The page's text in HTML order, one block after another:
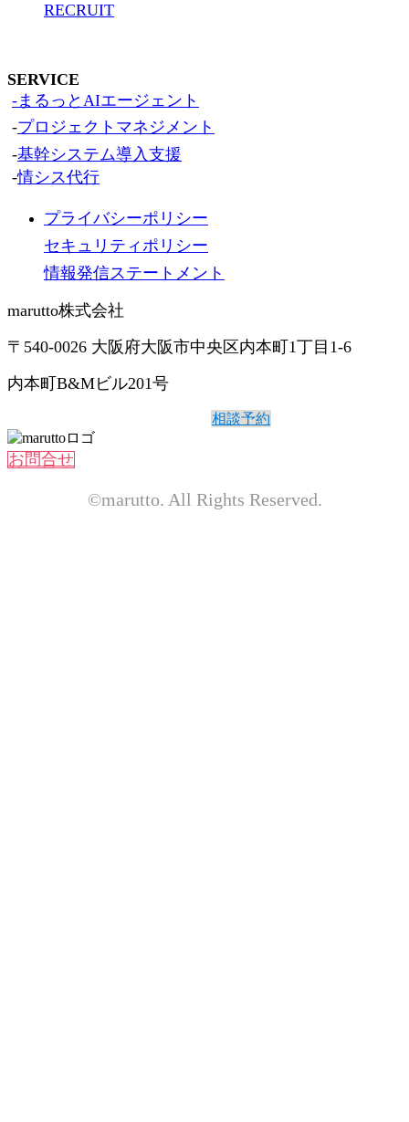
RECRUIT
SERVICE
-まるっとAIエージェント
-プロジェクトマネジメント
-基幹システム導入支援
-情シス代行
プライバシーポリシー
セキュリティポリシー
情報発信ステートメント
marutto株式会社
〒540-0026 大阪府大阪市中央区内本町1丁目1-6
内本町B&Mビル201号
相談予約
お問合せ
©marutto. All Rights Reserved.​